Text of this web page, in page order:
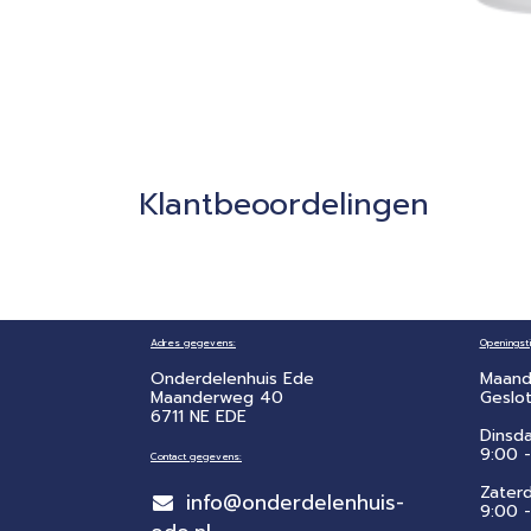
Klantbeoordelingen
Adres gegevens:
Onderdelenhuis Ede
Maanderweg 40
6711 NE EDE
Contact gegevens:
info@onderdelenhuis-
9:00
​9:00